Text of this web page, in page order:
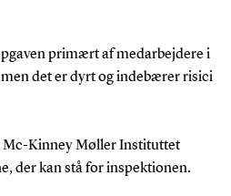
primært af medarbejdere i
det er dyrt og indebærer risici
Kinney Møller Instituttet
der kan stå for inspektionen.